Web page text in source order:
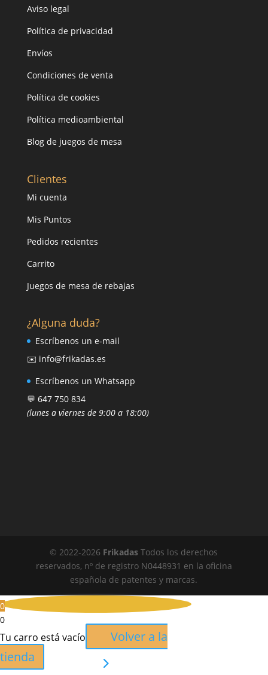
Aviso legal
Política de privacidad
Envíos
Condiciones de venta
Política de cookies
Política medioambiental
Blog de juegos de mesa
Clientes
Mi cuenta
Mis Puntos
Pedidos recientes
Carrito
Juegos de mesa de rebajas
¿Alguna duda?
Escríbenos un e-mail
✉️ info@frikadas.es
Escríbenos un Whatsapp
💬 647 750 834
(lunes a viernes de 9:00 a 18:00)
© 2022-2026 Frikadas Todos los derechos
reservados, nº de registro N0448931 en la oficina
española de patentes y marcas.
0
0
Tu carro está vacío
Volver a la
tienda